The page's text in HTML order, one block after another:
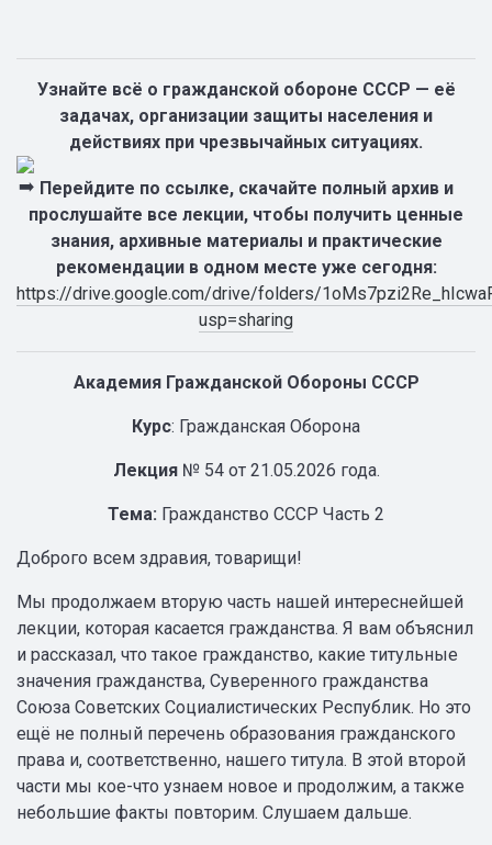
Узнайте всё о гражданской обороне СССР — её
задачах, организации защиты населения и
действиях при чрезвычайных ситуациях.
Перейдите по ссылке, скачайте полный архив и
прослушайте все лекции, чтобы получить ценные
знания, архивные материалы и практические
рекомендации в одном месте уже сегодня:
https://drive.google.com/drive/folders/
usp=sharing
Академия Гражданской Обороны СССР
Курс: Гражданская Оборона
Лекция № 54 от 21.05.2026 года.
Тема: Гражданство СССР Часть 2
Доброго всем здравия, товарищи!
Мы продолжаем вторую часть нашей интереснейшей
лекции, которая касается гражданства. Я вам объяснил
и рассказал, что такое гражданство, какие титульные
значения гражданства, Суверенного гражданства
Союза Советских Социалистических Республик. Но это
ещё не полный перечень образования гражданского
права и, соответственно, нашего титула. В этой второй
части мы кое-что узнаем новое и продолжим, а также
небольшие факты повторим. Слушаем дальше.